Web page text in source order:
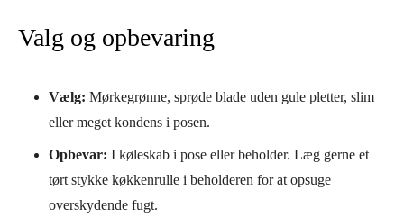
Valg og opbevaring
Vælg: Mørkegrønne, sprøde blade uden gule pletter, slim
eller meget kondens i posen.
Opbevar: I køleskab i pose eller beholder. Læg gerne et
tørt stykke køkkenrulle i beholderen for at opsuge
overskydende fugt.